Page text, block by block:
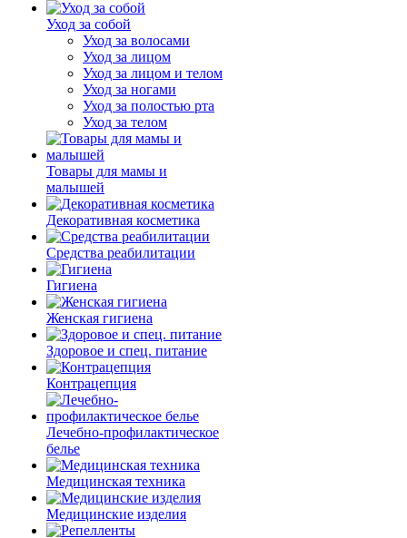
Уход за собой
Уход за волосами
Уход за лицом
Уход за лицом и телом
Уход за ногами
Уход за полостью рта
Уход за телом
Товары для мамы и
малышей
Декоративная косметика
Средства реабилитации
Гигиена
Женская гигиена
Здоровое и спец. питание
Контрацепция
Лечебно-профилактическое
белье
Медицинская техника
Медицинские изделия